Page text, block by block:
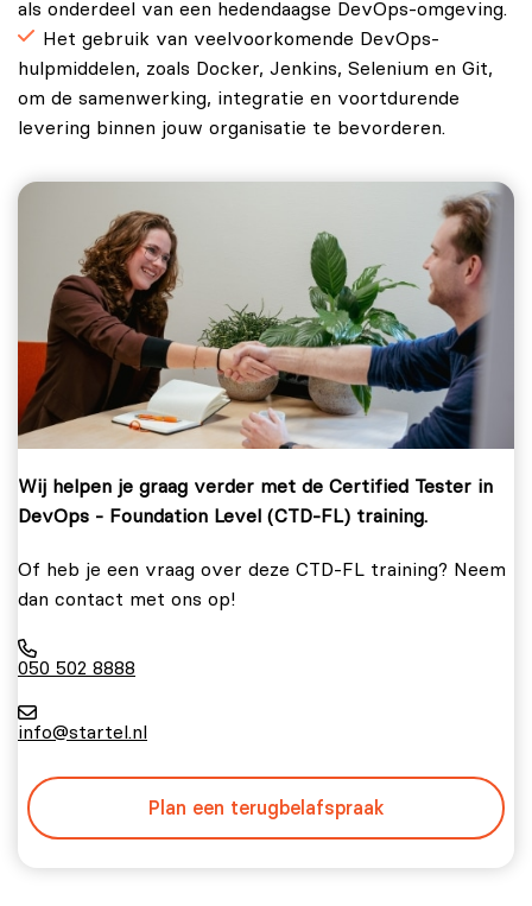
als onderdeel van een hedendaagse DevOps-omgeving.
Het gebruik van veelvoorkomende DevOps-
hulpmiddelen, zoals Docker, Jenkins, Selenium en Git,
om de samenwerking, integratie en voortdurende
levering binnen jouw organisatie te bevorderen.
Wij helpen je graag verder met de Certified Tester in
DevOps - Foundation Level (CTD-FL) training.
Of heb je een vraag over deze CTD-FL training? Neem
dan contact met ons op!
050 502 8888
info@startel.nl
Plan een terugbelafspraak